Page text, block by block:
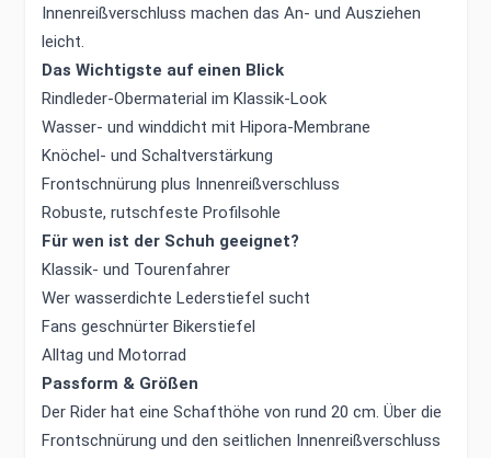
Innenreißverschluss machen das An- und Ausziehen
leicht.
Das Wichtigste auf einen Blick
Rindleder-Obermaterial im Klassik-Look
Wasser- und winddicht mit Hipora-Membrane
Knöchel- und Schaltverstärkung
Frontschnürung plus Innenreißverschluss
Robuste, rutschfeste Profilsohle
Für wen ist der Schuh geeignet?
Klassik- und Tourenfahrer
Wer wasserdichte Lederstiefel sucht
Fans geschnürter Bikerstiefel
Alltag und Motorrad
Passform & Größen
Der Rider hat eine Schafthöhe von rund 20 cm. Über die
Frontschnürung und den seitlichen Innenreißverschluss